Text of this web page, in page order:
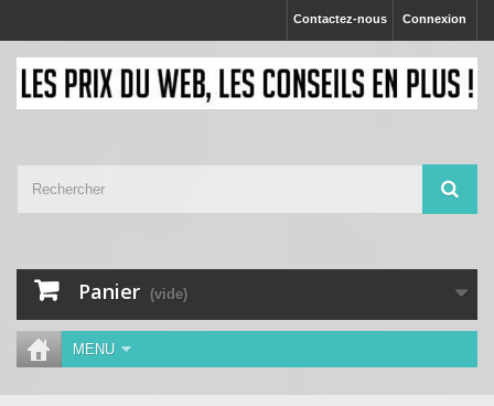
Connexion
Contactez-nous
Panier (vide)
MENU